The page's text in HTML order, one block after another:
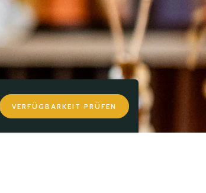
VERFÜGBARKEIT PRÜFEN